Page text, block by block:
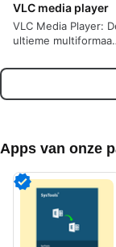
VLC media player
VLC Media Player:
ultieme multiformaat
Apps van onze